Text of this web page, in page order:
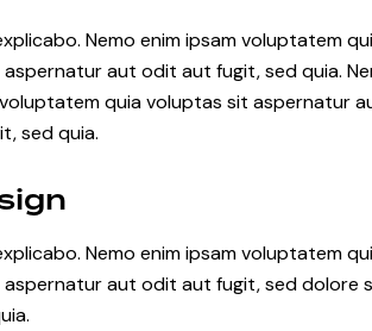
Nemo enim ipsam voluptatem
aut odit aut fugit, sed quia.
quia voluptas sit aspernatur
sed quia.
Nemo enim ipsam voluptatem
aut odit aut fugit, sed dolore